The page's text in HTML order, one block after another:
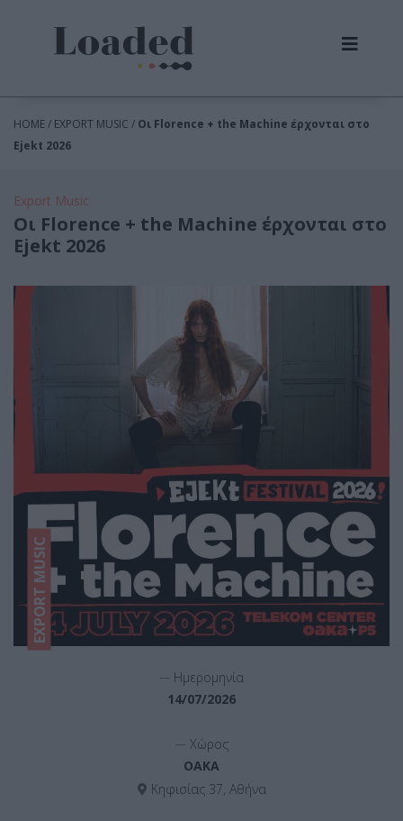
HOME / EXPORT MUSIC / Οι Florence + the Machine έρχονται στο
Ejekt 2026
Export Music
Οι Florence + the Machine έρχονται στο
Ejekt 2026
EXPORT MUSIC
Ημερομηνία
14/07/2026
Χώρος
ΟΑΚΑ
Κηφισίας 37, Αθήνα